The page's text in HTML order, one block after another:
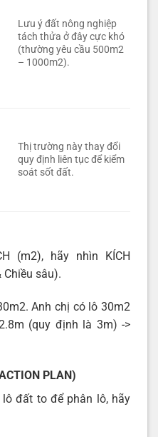
Lưu ý đất nông nghiệp
tách thửa ở đây cực khó
(thường yêu cầu 500m2
– 1000m2).
Thị trường này thay đổi
quy định liên tục để kiểm
soát sốt đất.
(m2), hãy nhìn KÍCH
Chiều sâu).
Anh chị có lô 30m2
(quy định là 3m) ->
PLAN)
đất to để phân lô, hãy